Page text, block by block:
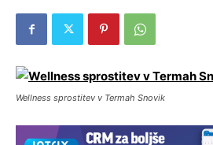
Wellness sprostitev v Termah Snovik